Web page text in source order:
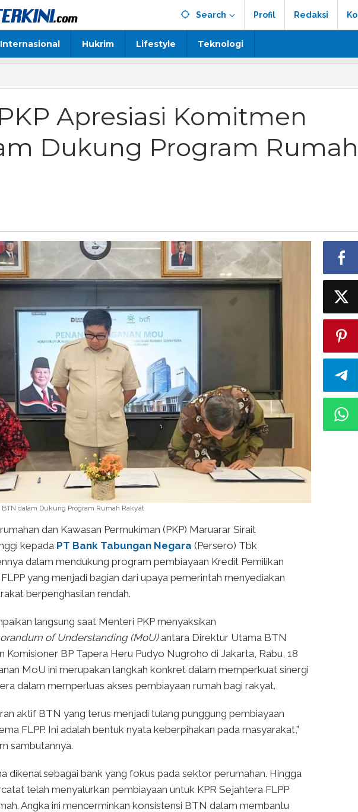
Search Profil Redaksi
Internasional Hukrim Lifestyle Teknologi
Komitmen
BTN
Apresiasi Komitmen
Dukung Program Rumah
dalam Dukung Program Rumah Rakyat
dan Kawasan Permukiman (PKP) Maruarar Sirait
kepada PT Bank Tabungan Negara (Persero) Tbk
dalam mendukung program pembiayaan Kredit Pemilikan
yang menjadi bagian dari upaya pemerintah menyediakan
berpenghasilan rendah.
langsung saat Menteri PKP menyaksikan
of Understanding (MoU)antara Direktur Utama BTN
Komisioner BP Tapera Heru Pudyo Nugroho di Jakarta, Rabu, 18
MoU ini merupakan langkah konkret dalam memperkuat sinergi
dalam memperluas akses pembiayaan rumah bagi rakyat.
aktif BTN yang terus menjadi tulang punggung pembiayaan
FLPP. Ini adalah bentuk nyata keberpihakan pada masyarakat,”
sambutannya.
dikenal sebagai bank yang fokus pada sektor perumahan. Hingga
telah menyalurkan pembiayaan untuk KPR Sejahtera FLPP
Angka ini mencerminkan konsistensi BTN dalam membantu